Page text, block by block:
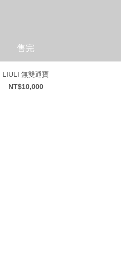
售完
LIULI 無雙通寶
NT$10,000